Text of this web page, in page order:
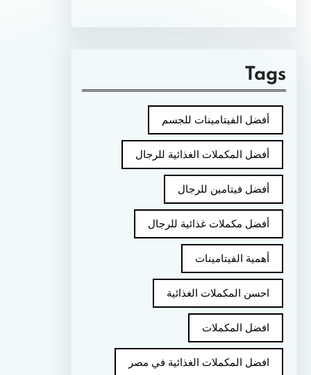
Tags
أفضل الفيتامينات للجسم
أفضل المكملات الغذائية للرجال
أفضل فيتامين للرجال
أفضل مكملات غذائية للرجال
أهمية الفيتامينات
احسن المكملات الغذائية
افضل المكملات
افضل المكملات الغذائية في مصر